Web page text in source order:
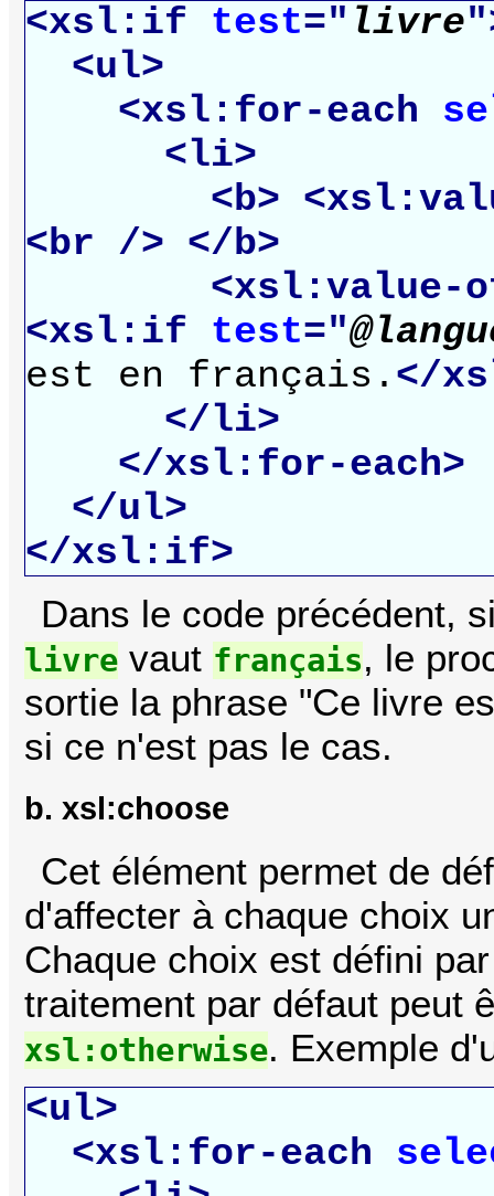
<xsl:if test=" livre
<ul>
<xsl:for-each
<li>
<b>
<br /> </b>
<xsl:value-
<xsl:if test="
est en français. </
</li>
</xsl:for-each>
</ul>
</xsl:if>
Dans le code précédent,
livre vaut français, le
sortie la phrase "Ce livre
si ce n'est pas le cas.
b. xsl:choose
Cet élément permet de
d'affecter à chaque choix
Chaque choix est défini
traitement par défaut peut
xsl:otherwise. Exemple
<ul>
<xsl:for-each